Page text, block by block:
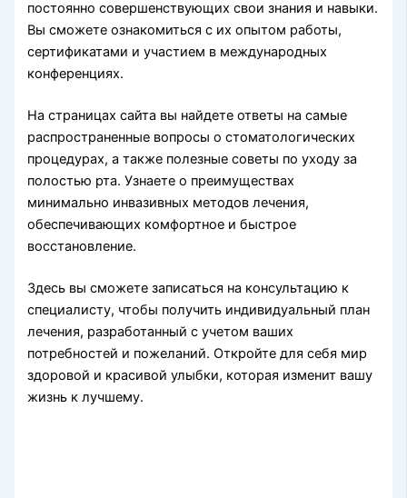
постоянно совершенствующих свои знания и навыки.
Вы сможете ознакомиться с их опытом работы,
сертификатами и участием в международных
конференциях.
На страницах сайта вы найдете ответы на самые
распространенные вопросы о стоматологических
процедурах, а также полезные советы по уходу за
полостью рта. Узнаете о преимуществах
минимально инвазивных методов лечения,
обеспечивающих комфортное и быстрое
восстановление.
Здесь вы сможете записаться на консультацию к
специалисту, чтобы получить индивидуальный план
лечения, разработанный с учетом ваших
потребностей и пожеланий. Откройте для себя мир
здоровой и красивой улыбки, которая изменит вашу
жизнь к лучшему.